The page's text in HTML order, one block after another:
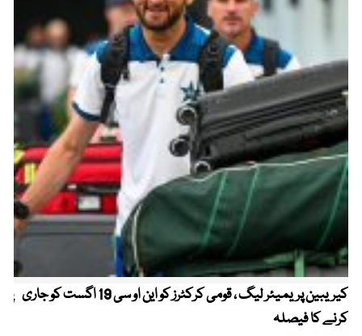
کیریبین پریمیئر لیگ ، قومی کرکٹرز کو این او سی 19 اگست کو جاری
کرنے کا فیصلہ